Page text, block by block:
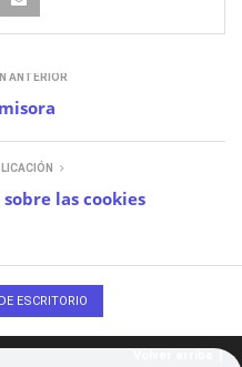
ANTERIOR
las cookies
ESCRITORIO